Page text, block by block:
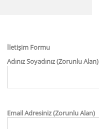
İletişim Formu
Adınız Soyadınız (Zorunlu Alan)
Email Adresiniz (Zorunlu Alan)